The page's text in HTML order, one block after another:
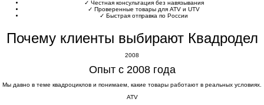
✓ Честная консультация без навязывания
✓ Проверенные товары для ATV и UTV
✓ Быстрая отправка по России
Почему клиенты выбирают Квадродел
2008
Опыт с 2008 года
Мы давно в теме квадроциклов и понимаем, какие товары работают в реальных условиях.
ATV